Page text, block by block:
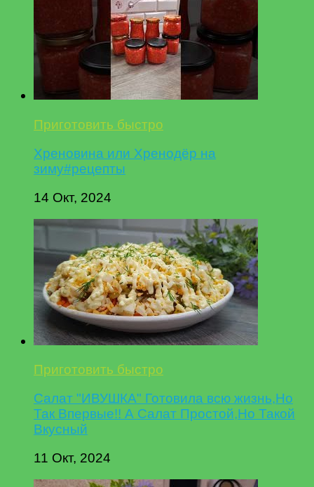
Приготовить быстро
Хреновина или Хренодёр на
зиму#рецепты
14 Окт, 2024
Приготовить быстро
Салат "ИВУШКА" Готовила всю жизнь,Но
Так Впервые!! А Салат Простой,Но Такой
Вкусный
11 Окт, 2024